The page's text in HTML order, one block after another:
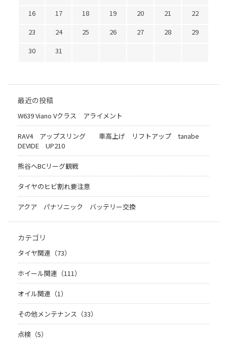
16
17 18 19 20 21
22
23
24 25 26 27 28
29
30
31
最近の投稿
W639 Viano Vクラス アライメント
RAV4 アップスリング 車高上げ リフトアップ tanabe
DEVIDE UP210
熊谷へBCリーグ観戦
タイヤのヒビ割れ要注意
アクア パナソニック バッテリー交換
カテゴリ
タイヤ関連（73）
ホイール関連（111）
オイル関連（1）
その他メンテナンス（33）
点検（5）